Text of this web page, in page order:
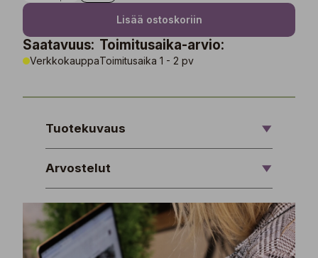
Lisää ostoskoriin
Saatavuus:
Verkkokauppa
Toimitusaika-arvio:
Toimitusaika 1 - 2 pv
Tuotekuvaus
Arvostelut